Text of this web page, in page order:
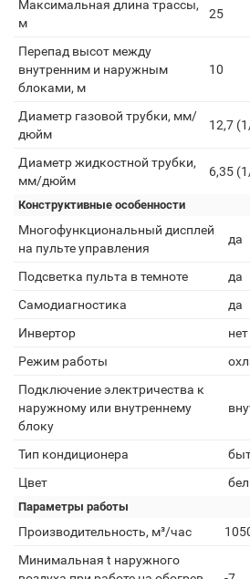
Максимальная длина трассы,
м
25
Перепад высот между
внутренним и наружным
блоками, м
10
Диаметр газовой трубки, мм/
дюйм
12,7
Диаметр жидкостной трубки,
мм/дюйм
6,35
Конструктивные особенности
Многофункциональный дисплей
на пульте управления
да
Подсветка пульта в темноте
да
Самодиагностика
да
Инвертор
нет
Режим работы
Подключение электричества к
наружному или внутреннему
блоку
Тип кондиционера
Цвет
Параметры работы
Производительность, м³/час
Минимальная t наружного